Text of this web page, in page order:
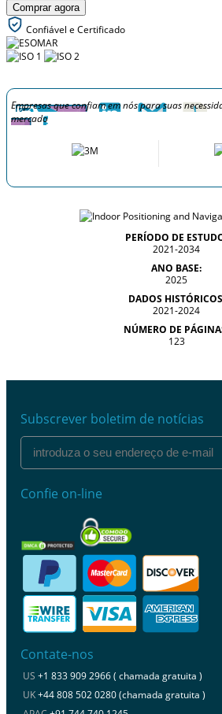
Comprar agora
Confiável e Certificado
Empresas que confiam em nós para suas
mercado
PERÍODO DE
2021-2034
ANO BASE:
2025
DADOS
2021-2024
NÚMERO DE
123
Subscrever boletim de notícias
Confie on-line
Contate-nos
US +1 833 909 2966 ( chamada gratuita )
UK+44 808 502 0280 (chamada gratuita )